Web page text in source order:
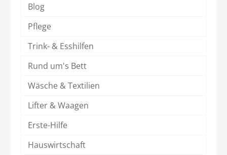
Blog
Pflege
Trink- & Esshilfen
Rund um's Bett
Wäsche & Textilien
Lifter & Waagen
Erste-Hilfe
Hauswirtschaft